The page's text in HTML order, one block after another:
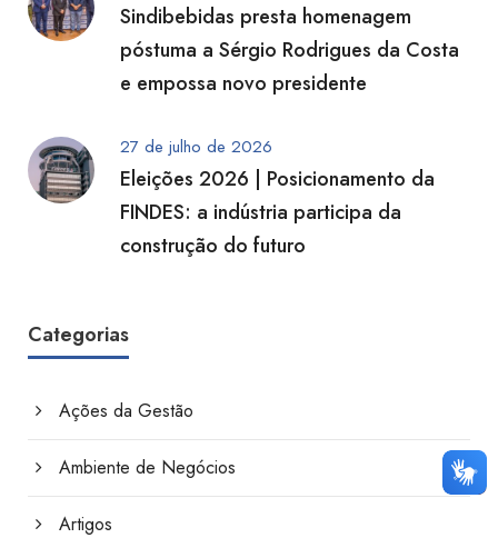
Sindibebidas presta homenagem
póstuma a Sérgio Rodrigues da Costa
e empossa novo presidente
27 de julho de 2026
Eleições 2026 | Posicionamento da
FINDES: a indústria participa da
construção do futuro
Categorias
Ações da Gestão
Ambiente de Negócios
Artigos